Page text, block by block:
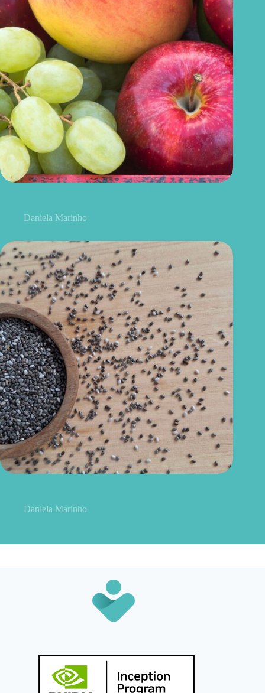
Daniela Marinho
Daniela Marinho